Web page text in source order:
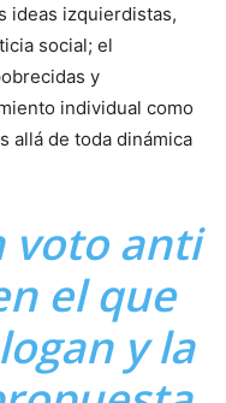
ideas izquierdistas,
social; el
y
individual como
allá de toda dinámica
voto anti
el que
y la